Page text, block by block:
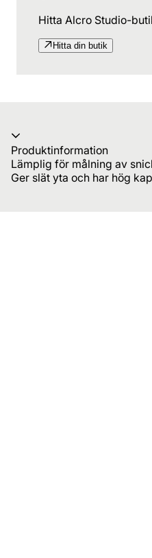
Hitta Alcro Studio-
Hitta din butik
Produktinformation
Lämplig för målning av
Ger slät yta och har hög